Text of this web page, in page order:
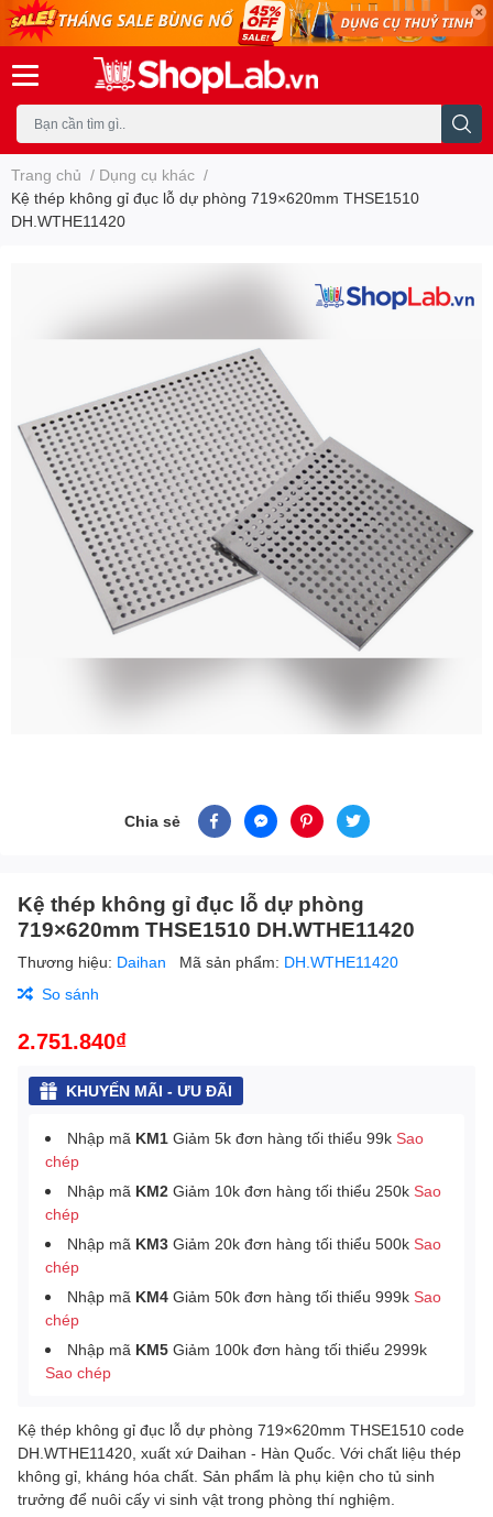
Trang chủ / Dụng cụ khác /
Kệ thép không gỉ đục lỗ dự phòng 719×620mm THSE1510
DH.WTHE11420
Chia sẻ
Kệ thép không gỉ đục lỗ dự phòng
719×620mm THSE1510 DH.WTHE11420
Thương hiệu: Daihan Mã sản phẩm: DH.WTHE11420
So sánh
2.751.840₫
KHUYẾN MÃI - ƯU ĐÃI
Nhập mã KM1 Giảm 5k đơn hàng tối thiểu 99k Sao
chép
Nhập mã KM2 Giảm 10k đơn hàng tối thiểu 250k Sao
chép
Nhập mã KM3 Giảm 20k đơn hàng tối thiểu 500k Sao
chép
Nhập mã KM4 Giảm 50k đơn hàng tối thiểu 999k Sao
chép
Nhập mã KM5 Giảm 100k đơn hàng tối thiểu 2999k
Sao chép
Kệ thép không gỉ đục lỗ dự phòng 719×620mm THSE1510 code
DH.WTHE11420, xuất xứ Daihan - Hàn Quốc. Với chất liệu thép
không gỉ, kháng hóa chất. Sản phẩm là phụ kiện cho tủ sinh
trưởng để nuôi cấy vi sinh vật trong phòng thí nghiệm.